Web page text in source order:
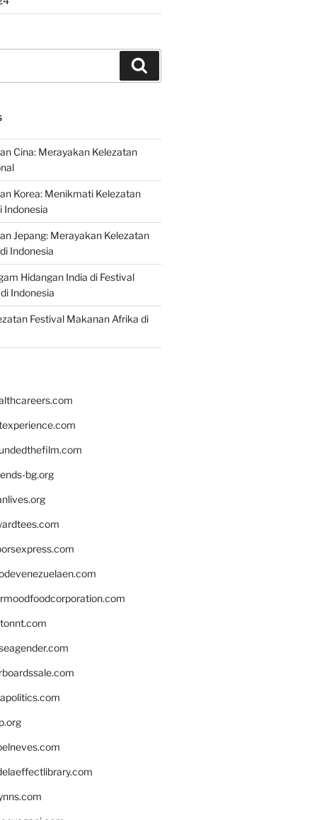
Cina: Merayakan Kelezatan
Korea: Menikmati Kelezatan
Indonesia
Jepang: Merayakan Kelezatan
Indonesia
Hidangan India di Festival
Indonesia
Festival Makanan Afrika di
bg.org